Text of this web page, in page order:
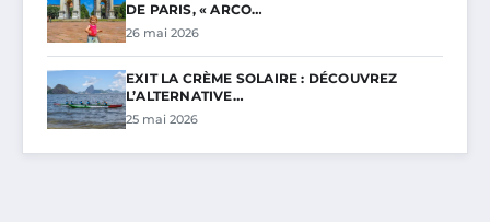
DE PARIS, « ARCO…
26 mai 2026
EXIT LA CRÈME SOLAIRE : DÉCOUVREZ
L’ALTERNATIVE…
25 mai 2026